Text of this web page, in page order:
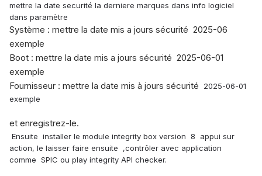
mettre la date securité la derniere marques dans info logiciel
dans paramètre
Système : mettre la date mis a jours sécurité 2025-06
exemple
Boot : mettre la date mis a jours sécurité 2025-06-01
exemple
Fournisseur : mettre la date mis à jours sécurité
2025-06-01
exemple
et enregistrez-le.
Ensuite installer le module integrity box version 8 appui sur
action, le laisser faire ensuite ,contrôler avec application
comme SPIC ou play integrity API checker.